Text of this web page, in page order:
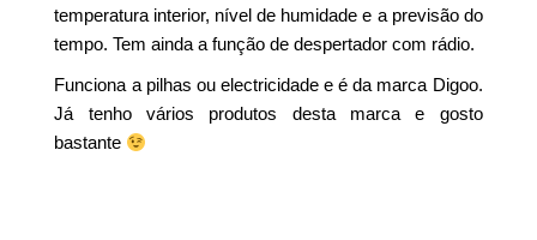
temperatura interior, nível de humidade e a previsão do
tempo. Tem ainda a função de despertador com rádio.
Funciona a pilhas ou electricidade e é da marca Digoo.
Já tenho vários produtos desta marca e gosto
bastante